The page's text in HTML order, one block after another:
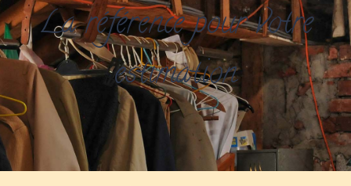
La référence pour votre
estimation